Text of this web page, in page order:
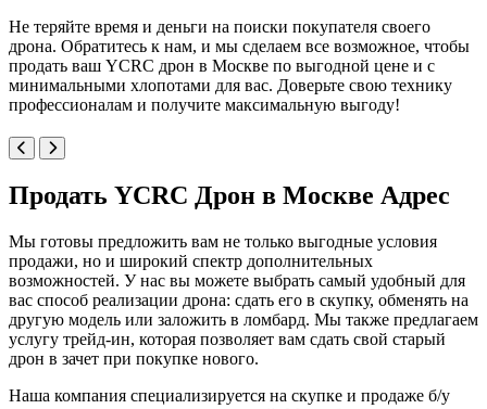
Не теряйте время и деньги на поиски покупателя своего
дрона. Обратитесь к нам, и мы сделаем все возможное, чтобы
продать ваш YCRC дрон в Москве по выгодной цене и с
минимальными хлопотами для вас. Доверьте свою технику
профессионалам и получите максимальную выгоду!
Продать YCRC Дрон в Москве Адрес
Мы готовы предложить вам не только выгодные условия
продажи, но и широкий спектр дополнительных
возможностей. У нас вы можете выбрать самый удобный для
вас способ реализации дрона: сдать его в скупку, обменять на
другую модель или заложить в ломбард. Мы также предлагаем
услугу трейд-ин, которая позволяет вам сдать свой старый
дрон в зачет при покупке нового.
Наша компания специализируется на скупке и продаже б/у